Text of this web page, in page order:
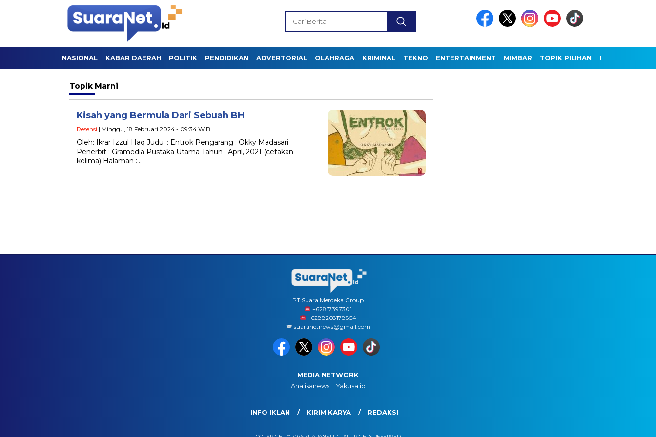
NASIONAL KABAR DAERAH POLITIK PENDIDIKAN ADVERTORIAL OLAHRAGA KRIMINAL TEKNO ENTERTAINMENT MIMBAR TOPIK PILIHAN LAINNYA
Topik Marni
Kisah yang Bermula Dari Sebuah BH
Resensi | Minggu, 18 Februari 2024 - 09:34 WIB
Oleh: Ikrar Izzul Haq Judul : Entrok Pengarang : Okky Madasari
Penerbit : Gramedia Pustaka Utama Tahun : April, 2021 (cetakan
kelima) Halaman :…
PT Suara Merdeka Group
‪+62817397301
+6288268178854
suaranetnews@gmail.com
MEDIA NETWORK
Analisanews
Yakusa.id
INFO IKLAN KIRIM KARYA REDAKSI